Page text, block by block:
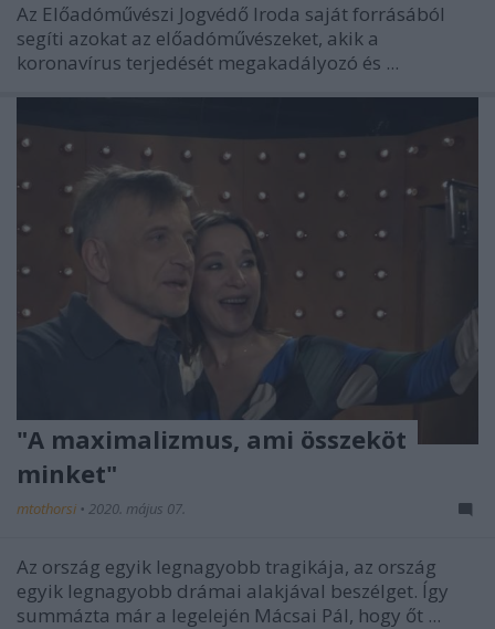
Az Előadóművészi Jogvédő Iroda saját forrásából
segíti azokat az előadóművészeket, akik a
koronavírus terjedését megakadályozó és ...
"A maximalizmus, ami összeköt
minket"
mtothorsi • 2020. május 07.
Az ország egyik legnagyobb tragikája, az ország
egyik legnagyobb drámai alakjával beszélget. Így
summázta már a legelején Mácsai Pál, hogy őt ...